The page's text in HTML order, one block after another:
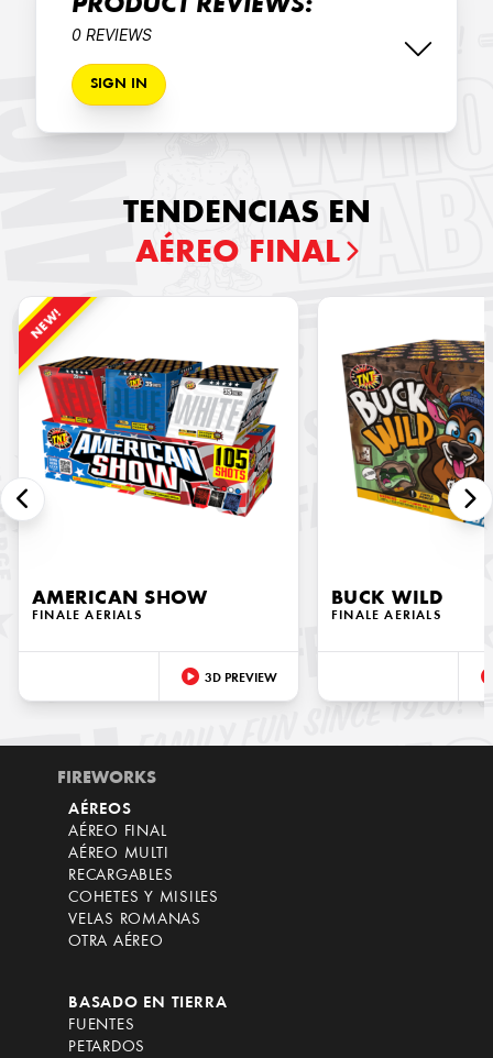
PRODUCT REVIEWS:
0 REVIEWS
SIGN IN
TENDENCIAS EN
AÉREO FINAL
NEW!
AMERICAN SHOW
FINALE AERIALS
3D PREVIEW
BUCK WILD
FINALE AERIALS
FIREWORKS
AÉREOS
AÉREO FINAL
AÉREO MULTI
RECARGABLES
COHETES Y MISILES
VELAS ROMANAS
OTRA AÉREO
BASADO EN TIERRA
FUENTES
PETARDOS